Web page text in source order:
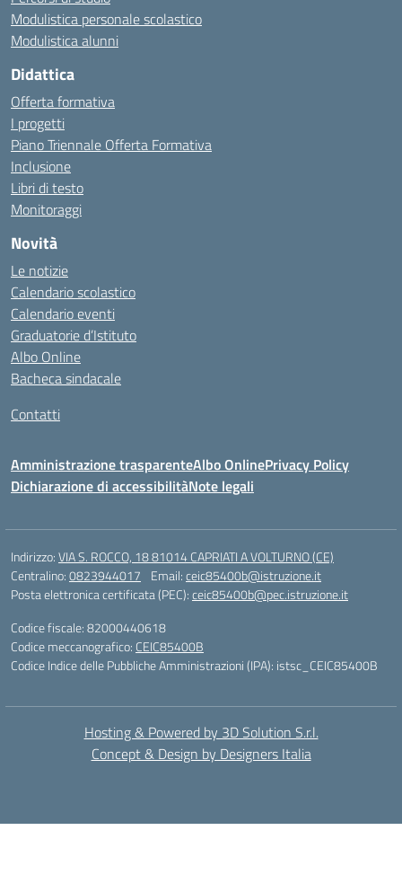
Modulistica personale scolastico
Modulistica alunni
Didattica
Offerta formativa
I progetti
Piano Triennale Offerta Formativa
Inclusione
Libri di testo
Monitoraggi
Novità
Le notizie
Calendario scolastico
Calendario eventi
Graduatorie d’Istituto
Albo Online
Bacheca sindacale
Contatti
Amministrazione trasparenteAlbo OnlinePrivacy Policy
Dichiarazione di accessibilitàNote legali
Indirizzo:VIA S. ROCCO, 18 81014 CAPRIATI A VOLTURNO (CE)
Centralino:0823944017 Email:ceic85400b@istruzione.it
Posta elettronica certificata (PEC):ceic85400b@pec.istruzione.it
Codice fiscale: 82000440618
Codice meccanografico: CEIC85400B
Codice Indice delle Pubbliche Amministrazioni (IPA): istsc_CEIC85400B
Hosting & Powered by 3D Solution S.r.l.
Concept & Design by Designers Italia